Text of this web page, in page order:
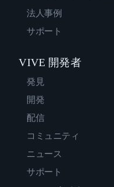
法人事例
サポート
VIVE 開発者
発見
開発
配信
コミュニティ
ニュース
サポート